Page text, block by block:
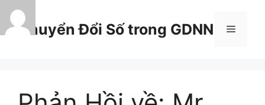
Chuyển
đến
nội
Chuyển Đổi Số trong GDNN Menu